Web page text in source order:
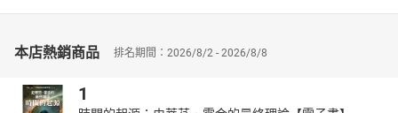
** 《憂鬱》**
真的存在嗎？本書討論憂鬱症的概念演變及其治療，檢視某些爭
議，並提出未來的研究方向。
本店熱銷商品 排名期間：2026/8/2 - 2026/8/8
1